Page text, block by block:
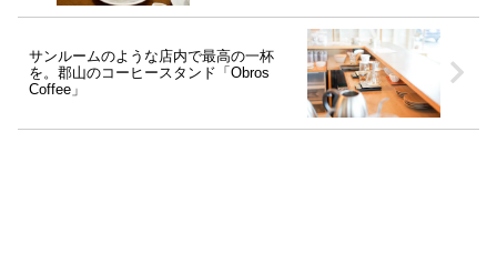
サンルームのような店内で最高の一杯
を。郡山のコーヒースタンド「Obros
Coffee」